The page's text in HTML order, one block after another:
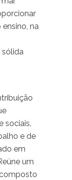
na
sólida
sociais,
e de
em
um